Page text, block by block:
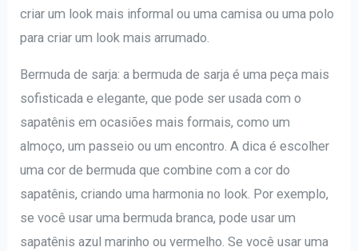
criar um look mais informal ou uma camisa ou uma polo
para criar um look mais arrumado.
Bermuda de sarja: a bermuda de sarja é uma peça mais
sofisticada e elegante, que pode ser usada com o
sapatênis em ocasiões mais formais, como um
almoço, um passeio ou um encontro. A dica é escolher
uma cor de bermuda que combine com a cor do
sapatênis, criando uma harmonia no look. Por exemplo,
se você usar uma bermuda branca, pode usar um
sapatênis azul marinho ou vermelho. Se você usar uma